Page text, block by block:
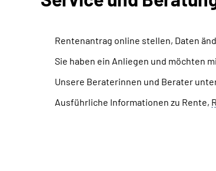
Rentenantrag online stellen, Daten
Sie haben ein Anliegen und möchten
Unsere Beraterinnen und Berater
Ausführliche Informationen zu Rente,